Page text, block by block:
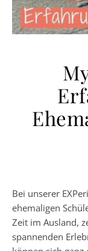
Bei unserer
ehemaligen
Zeit im Ausland,
spannenden